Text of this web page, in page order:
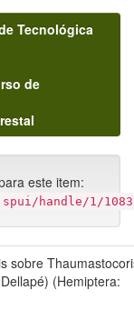
Tecnológica
de
este item:
handle/1/
sobre
(Hemiptera: